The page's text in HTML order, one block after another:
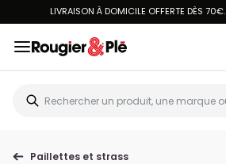
LIVRAISON À DOMICILE OFFERTE DÈS 70€.
Paillettes et strass